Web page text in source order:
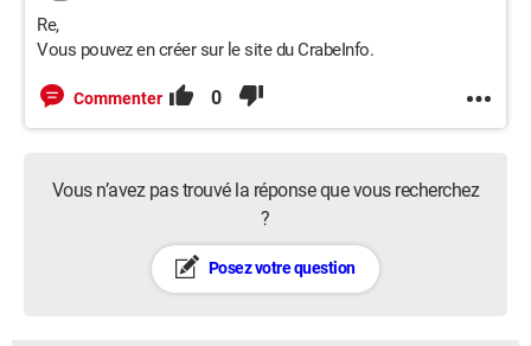
Re,
Vous pouvez en créer sur le site du CrabeInfo.
Commenter 0
Vous n’avez pas trouvé la réponse que vous recherchez
?
Posez votre question